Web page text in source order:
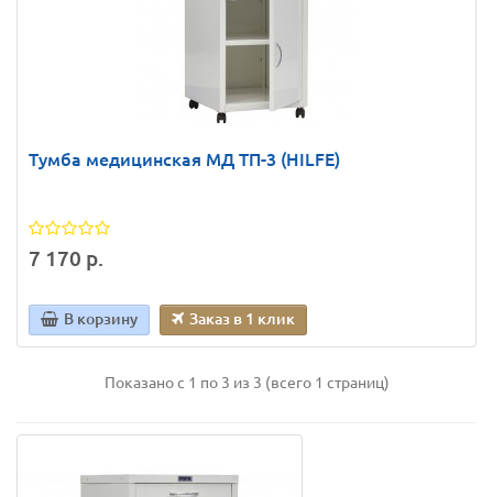
Тумба медицинская МД ТП-3 (HILFE)
7 170 р.
В корзину Заказ в 1 клик
Показано с 1 по 3 из 3 (всего 1 страниц)